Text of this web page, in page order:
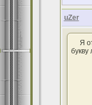
uZer
Я
букву